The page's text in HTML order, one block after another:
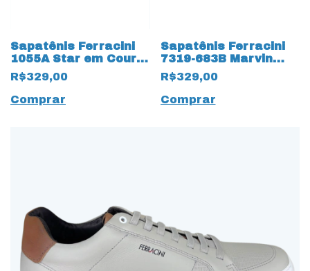
Sapatênis Ferracini
1055A Star em Couro
Nobuck 17595
Chocolate
R$329,00
Comprar
Sapatênis Ferracini
7319-683B Marvin
Easy 17523 Preto
R$329,00
Comprar